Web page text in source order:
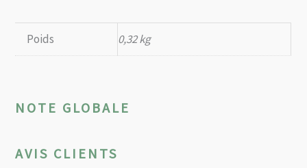
Poids 0,32 kg
NOTE GLOBALE
AVIS CLIENTS